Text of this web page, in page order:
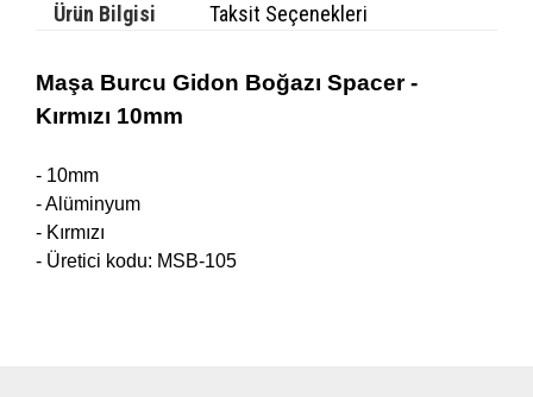
Ürün Bilgisi Taksit Seçenekleri
Maşa Burcu Gidon Boğazı Spacer -
Kırmızı 10mm
- 10mm
- Alüminyum
- Kırmızı
- Üretici kodu: MSB-105